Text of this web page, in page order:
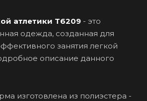
атлетики T6209 - это
одежда, созданная для
занятия легкой
описание данного
изготовлена из полиэстера -